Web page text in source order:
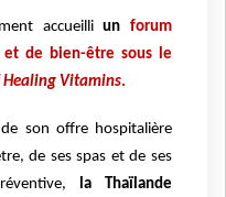
accueilliun forum
et de bien-être sous le
Healing Vitamins.
son offre hospitalière
de ses spas et de ses
la Thaïlande